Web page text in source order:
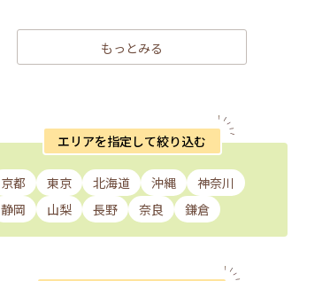
もっとみる
エリアを指定して絞り込む
京都 東京 北海道 沖縄
神奈川
静岡
山梨 長野 奈良 鎌倉